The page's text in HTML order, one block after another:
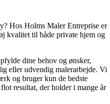
Hos Holms Maler Entreprise er
kvalitet til både private hjem og
dine behov og ønsker,
eller udvendig malerarbejde. Vi
og bruger kun de bedste
resultat, der holder i mange år